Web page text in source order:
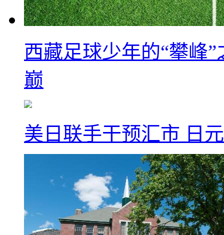
西藏足球少年的“攀峰
巅
美日联手干预汇市 日